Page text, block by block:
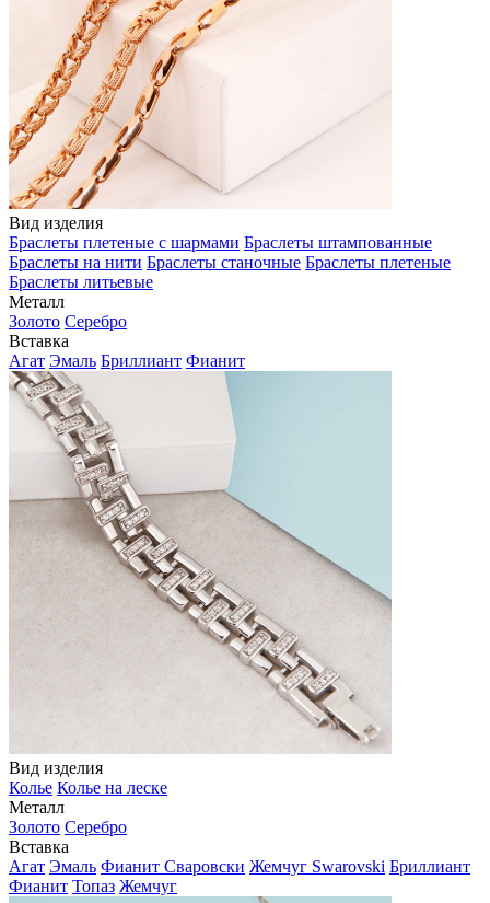
Вид изделия
Браслеты плетеные с шармами Браслеты штампованные
Браслеты на нити Браслеты станочные Браслеты плетеные
Браслеты литьевые
Металл
Золото Серебро
Вставка
Агат Эмаль Бриллиант Фианит
Вид изделия
Колье Колье на леске
Металл
Золото Серебро
Вставка
Агат Эмаль Фианит Сваровски Жемчуг Swarovski Бриллиант
Фианит Топаз Жемчуг